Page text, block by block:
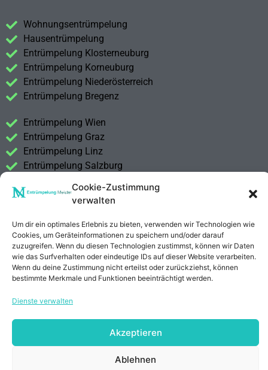
Cookie-Zustimmung
verwalten
Um dir ein optimales Erlebnis zu bieten, verwenden wir Technologien wie
Cookies, um Geräteinformationen zu speichern und/oder darauf
zuzugreifen. Wenn du diesen Technologien zustimmst, können wir Daten
wie das Surfverhalten oder eindeutige IDs auf dieser Website verarbeiten.
Wenn du deine Zustimmung nicht erteilst oder zurückziehst, können
bestimmte Merkmale und Funktionen beeinträchtigt werden.
Dienste verwalten
Akzeptieren
Ablehnen
Wohnungsentrümpelung
Hausentrümpelung
Entrümpelung Klosterneuburg
Entrümpelung Korneuburg
Entrümpelung Niederösterreich
Entrümpelung Bregenz
Entrümpelung Wien
Entrümpelung Graz
Entrümpelung Linz
Entrümpelung Salzburg
Entrümpelung Steiermark
Kontakt
Impressum
Datenschutzerklärung
Anrufen E-Mail